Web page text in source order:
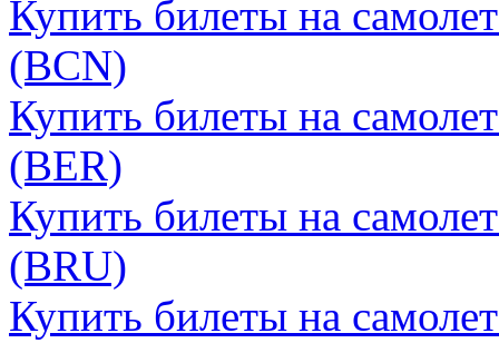
Купить билеты на
(BCN)
Купить билеты на
(BER)
Купить билеты на
(BRU)
Купить билеты на